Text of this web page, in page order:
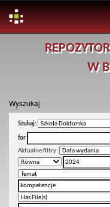
W
Wyszukaj
Szukaj:
for
Aktualne filtry: